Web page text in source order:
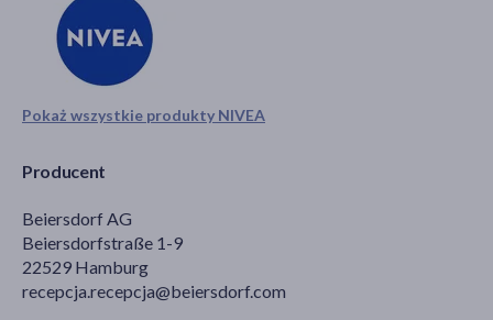
Pokaż wszystkie produkty NIVEA
Producent
Beiersdorf AG
Beiersdorfstraße 1-9
22529 Hamburg
recepcja.recepcja@beiersdorf.com